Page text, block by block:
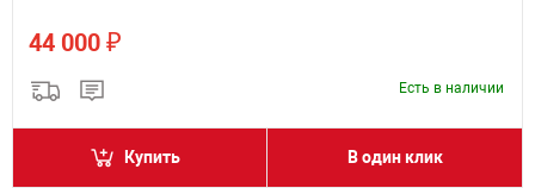
44 000 ₽
Есть в наличии
Купить В один клик